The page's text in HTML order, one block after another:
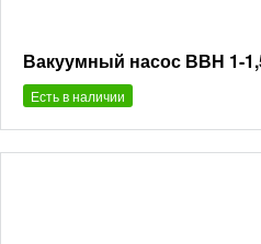
Вакуумный насос ВВН 1-
Есть в наличии